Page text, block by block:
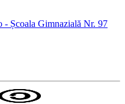
- Școala Gimnazială Nr. 97